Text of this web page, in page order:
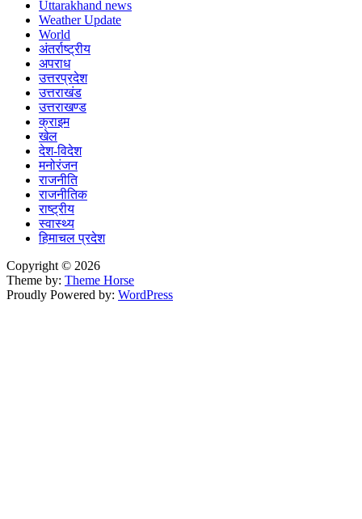
Uttarakhand news
Weather Update
World
अंतर्राष्ट्रीय
अपराध
उत्तरप्रदेश
उत्तराखंड
उत्तराखण्ड
क्राइम
खेल
देश-विदेश
मनोरंजन
राजनीति
राजनीतिक
राष्ट्रीय
स्वास्थ्य
हिमाचल प्रदेश
Copyright © 2026
Theme by: Theme Horse
Proudly Powered by: WordPress